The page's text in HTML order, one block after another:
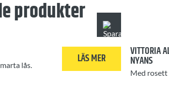
produkter
lås. LÄS MER VITTORIA
NYANS
Med